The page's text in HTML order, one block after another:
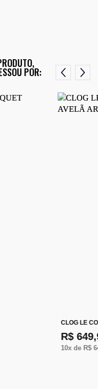
POR:
CLOG LE
R$
10x de R$